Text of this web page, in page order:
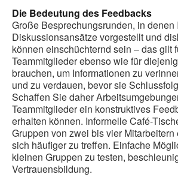
Die Bedeutung des Feedbacks
Große Besprechungsrunden, in denen
Diskussionsansätze vorgestellt und
können einschüchternd sein – das gilt
Teammitglieder ebenso wie für
brauchen, um Informationen zu
und zu verdauen, bevor sie
Schaffen Sie daher
Teammitglieder ein konstruktives
erhalten können. Informelle Café-
Gruppen von zwei bis vier Mitarbeitern
sich häufiger zu treffen. Einfache
kleinen Gruppen zu testen,
Vertrauensbildung.